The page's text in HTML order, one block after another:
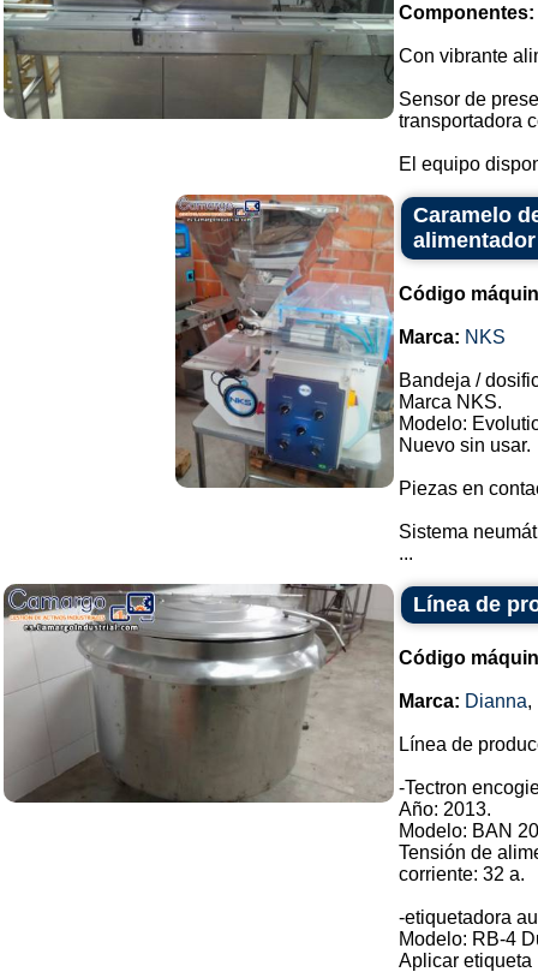
Componentes:
Con vibrante
Sensor de
transportadora
El equipo
Caramelo
Código
Marca: NKS
Bandeja /
Marca NKS.
Modelo:
Nuevo sin usar.
Piezas en
Sistema
...
Línea de
Código
Marca: Dianna,
Línea de
-Tectron
Año: 2013.
Modelo: BAN
Tensión de
corriente: 32 a.
-etiquetadora
Modelo: RB-4
Aplicar etiqueta